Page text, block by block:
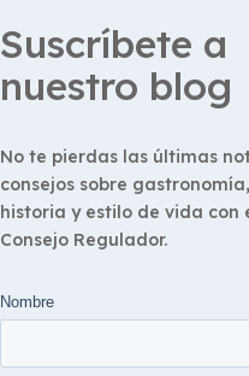
Suscríbete a
nuestro blog
No te pierdas las últimas
consejos sobre
historia y estilo de vida con
Consejo Regulador.